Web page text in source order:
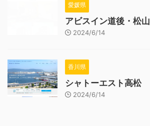
愛媛県
アビスイン道後・松山
2024/6/14
香川県
シャトーエスト高松
2024/6/14